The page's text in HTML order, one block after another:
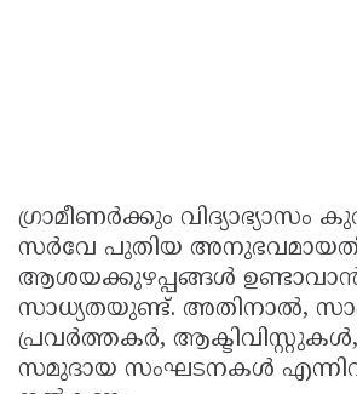
ഗ്രാമീണർക്കും
സർവേ പുതിയ
ആശയക്കുഴപ്പങ്ങൾ
സാധ്യതയുണ്ട്. അതിനാൽ,
പ്രവർത്തകർ,
സമുദായ സംഘടനകൾ